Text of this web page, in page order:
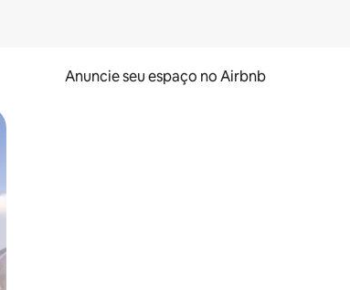
Anuncie seu espaço no Airbnb